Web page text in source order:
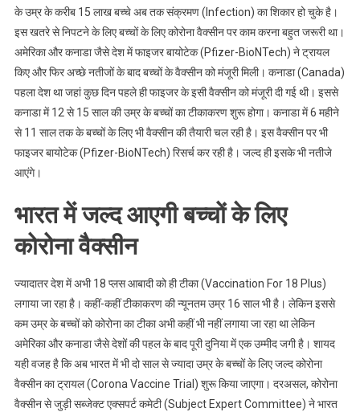
के उम्र के करीब 15 लाख बच्चे अब तक संक्रमण (Infection) का शिकार हो चुके है।
इस खतरे से निपटने के लिए बच्चों के लिए कोरोना वैक्सीन पर काम करना बहुत जरूरी था।
अमेरिका और कनाडा जैसे देश में फाइजर बायोटेक (Pfizer-BioNTech) ने ट्रायल
किए और फिर अच्छे नतीजों के बाद बच्चों के वैक्सीन को मंजूरी मिली। कनाडा (Canada)
पहला देश था जहां कुछ दिन पहले ही फाइजर के इसी वैक्सीन को मंजूरी दी गई थी। इससे
कनाडा में 12 से 15 साल की उम्र के बच्चों का टीकाकरण शुरू होगा। कनाडा में 6 महीने
से 11 साल तक के बच्चों के लिए भी वैक्सीन की तैयारी चल रही है। इस वैक्सीन पर भी
फाइजर बायोटेक (Pfizer-BioNTech) रिसर्च कर रही है। जल्द ही इसके भी नतीजे
आएंगे।
भारत में जल्द आएगी बच्चों के लिए
कोरोना वैक्सीन
ज्यादातर देश में अभी 18 प्लस आबादी को ही टीका (Vaccination For 18 Plus)
लगाया जा रहा है। कहीं-कहीं टीकाकरण की न्यूनतम उम्र 16 साल भी है। लेकिन इससे
कम उम्र के बच्चों को कोरोना का टीका अभी कहीं भी नहीं लगाया जा रहा था लेकिन
अमेरिका और कनाडा जैसे देशों की पहल के बाद पूरी दुनिया में एक उम्मीद जगी है। शायद
यही वजह है कि अब भारत में भी दो साल से ज्यादा उम्र के बच्चों के लिए जल्द कोरोना
वैक्सीन का ट्रायल (Corona Vaccine Trial) शुरू किया जाएगा। दरअसल, कोरोना
वैक्सीन से जुड़ी सब्जेक्ट एक्सपर्ट कमेटी (Subject Expert Committee) ने भारत